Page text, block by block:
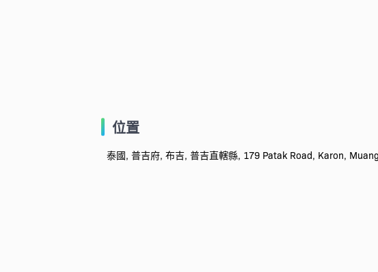
位置
泰國, 普吉府, 布吉, 普吉直轄縣, 179 Patak Road, Karon,